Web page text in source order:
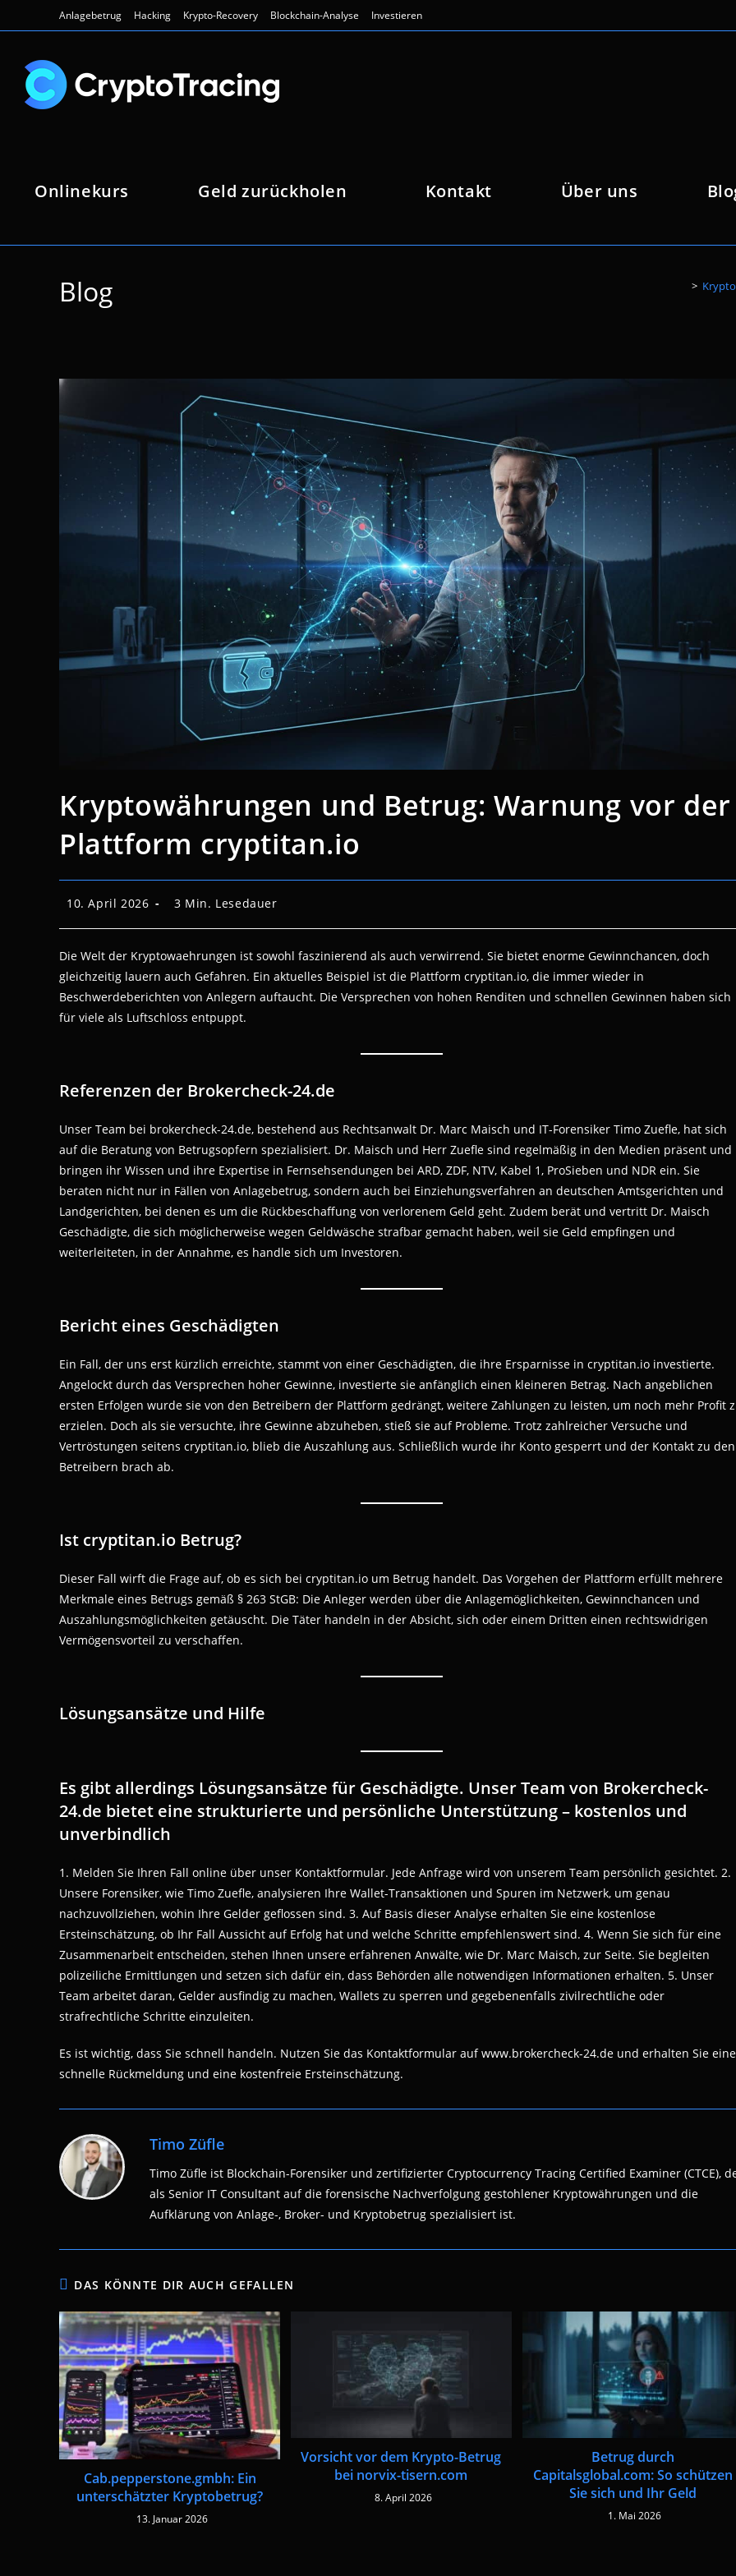
Inhalt
Anlagebetrug Hacking Krypto-Recovery Blockchain-Analyse Investieren
Onlinekurs Geld zurückholen Kontakt Über uns
Blog >
Kryptowährungen und Betrug: Warnung vor der
Plattform cryptitan.io
Beitrag
veröffentlicht:
10. April 2026 Lesedauer:
3 Min. Lesedauer
Die Welt der Kryptowaehrungen ist sowohl faszinierend als auch verwirrend. Sie bietet enorme Gewinnchancen, doch
gleichzeitig lauern auch Gefahren. Ein aktuelles Beispiel ist die Plattform cryptitan.io, die immer wieder in
Beschwerdeberichten von Anlegern auftaucht. Die Versprechen von hohen Renditen und schnellen Gewinnen haben sich
für viele als Luftschloss entpuppt.
Referenzen der Brokercheck-24.de
Unser Team bei brokercheck-24.de, bestehend aus Rechtsanwalt Dr. Marc Maisch und IT-Forensiker Timo Zuefle, hat sich
auf die Beratung von Betrugsopfern spezialisiert. Dr. Maisch und Herr Zuefle sind regelmäßig in den Medien präsent und
bringen ihr Wissen und ihre Expertise in Fernsehsendungen bei ARD, ZDF, NTV, Kabel 1, ProSieben und NDR ein. Sie
beraten nicht nur in Fällen von Anlagebetrug, sondern auch bei Einziehungsverfahren an deutschen Amtsgerichten und
Landgerichten, bei denen es um die Rückbeschaffung von verlorenem Geld geht. Zudem berät und vertritt Dr. Maisch
Geschädigte, die sich möglicherweise wegen Geldwäsche strafbar gemacht haben, weil sie Geld empfingen und
weiterleiteten, in der Annahme, es handle sich um Investoren.
Bericht eines Geschädigten
Ein Fall, der uns erst kürzlich erreichte, stammt von einer Geschädigten, die ihre Ersparnisse in cryptitan.io investierte.
Angelockt durch das Versprechen hoher Gewinne, investierte sie anfänglich einen kleineren Betrag. Nach angeblichen
ersten Erfolgen wurde sie von den Betreibern der Plattform gedrängt, weitere Zahlungen zu leisten, um noch mehr Profit
erzielen. Doch als sie versuchte, ihre Gewinne abzuheben, stieß sie auf Probleme. Trotz zahlreicher Versuche und
Vertröstungen seitens cryptitan.io, blieb die Auszahlung aus. Schließlich wurde ihr Konto gesperrt und der Kontakt zu den
Betreibern brach ab.
Ist cryptitan.io Betrug?
Dieser Fall wirft die Frage auf, ob es sich bei cryptitan.io um Betrug handelt. Das Vorgehen der Plattform erfüllt mehrere
Merkmale eines Betrugs gemäß § 263 StGB: Die Anleger werden über die Anlagemöglichkeiten, Gewinnchancen und
Auszahlungsmöglichkeiten getäuscht. Die Täter handeln in der Absicht, sich oder einem Dritten einen rechtswidrigen
Vermögensvorteil zu verschaffen.
Lösungsansätze und Hilfe
Es gibt allerdings Lösungsansätze für Geschädigte. Unser Team von Brokercheck-
24.de bietet eine strukturierte und persönliche Unterstützung – kostenlos und
unverbindlich
1. Melden Sie Ihren Fall online über unser Kontaktformular. Jede Anfrage wird von unserem Team persönlich gesichtet. 2.
Unsere Forensiker, wie Timo Zuefle, analysieren Ihre Wallet-Transaktionen und Spuren im Netzwerk, um genau
nachzuvollziehen, wohin Ihre Gelder geflossen sind. 3. Auf Basis dieser Analyse erhalten Sie eine kostenlose
Ersteinschätzung, ob Ihr Fall Aussicht auf Erfolg hat und welche Schritte empfehlenswert sind. 4. Wenn Sie sich für eine
Zusammenarbeit entscheiden, stehen Ihnen unsere erfahrenen Anwälte, wie Dr. Marc Maisch, zur Seite. Sie begleiten
polizeiliche Ermittlungen und setzen sich dafür ein, dass Behörden alle notwendigen Informationen erhalten. 5. Unser
Team arbeitet daran, Gelder ausfindig zu machen, Wallets zu sperren und gegebenenfalls zivilrechtliche oder
strafrechtliche Schritte einzuleiten.
Es ist wichtig, dass Sie schnell handeln. Nutzen Sie das Kontaktformular auf www.brokercheck-24.de und erhalten Sie eine
schnelle Rückmeldung und eine kostenfreie Ersteinschätzung.
Timo Züfle
Timo Züfle ist Blockchain-Forensiker und zertifizierter Cryptocurrency Tracing Certified Examiner (CTCE),
als Senior IT Consultant auf die forensische Nachverfolgung gestohlener Kryptowährungen und die
Aufklärung von Anlage-, Broker- und Kryptobetrug spezialisiert ist.
DAS KÖNNTE DIR AUCH GEFALLEN
Cab.pepperstone.gmbh: Ein
unterschätzter Kryptobetrug?
13. Januar 2026
Vorsicht vor dem Krypto-Betrug
bei norvix-tisern.com
8. April 2026
Betrug durch
Capitalsglobal.com: So schützen
Sie sich und Ihr Geld
1. Mai 2026